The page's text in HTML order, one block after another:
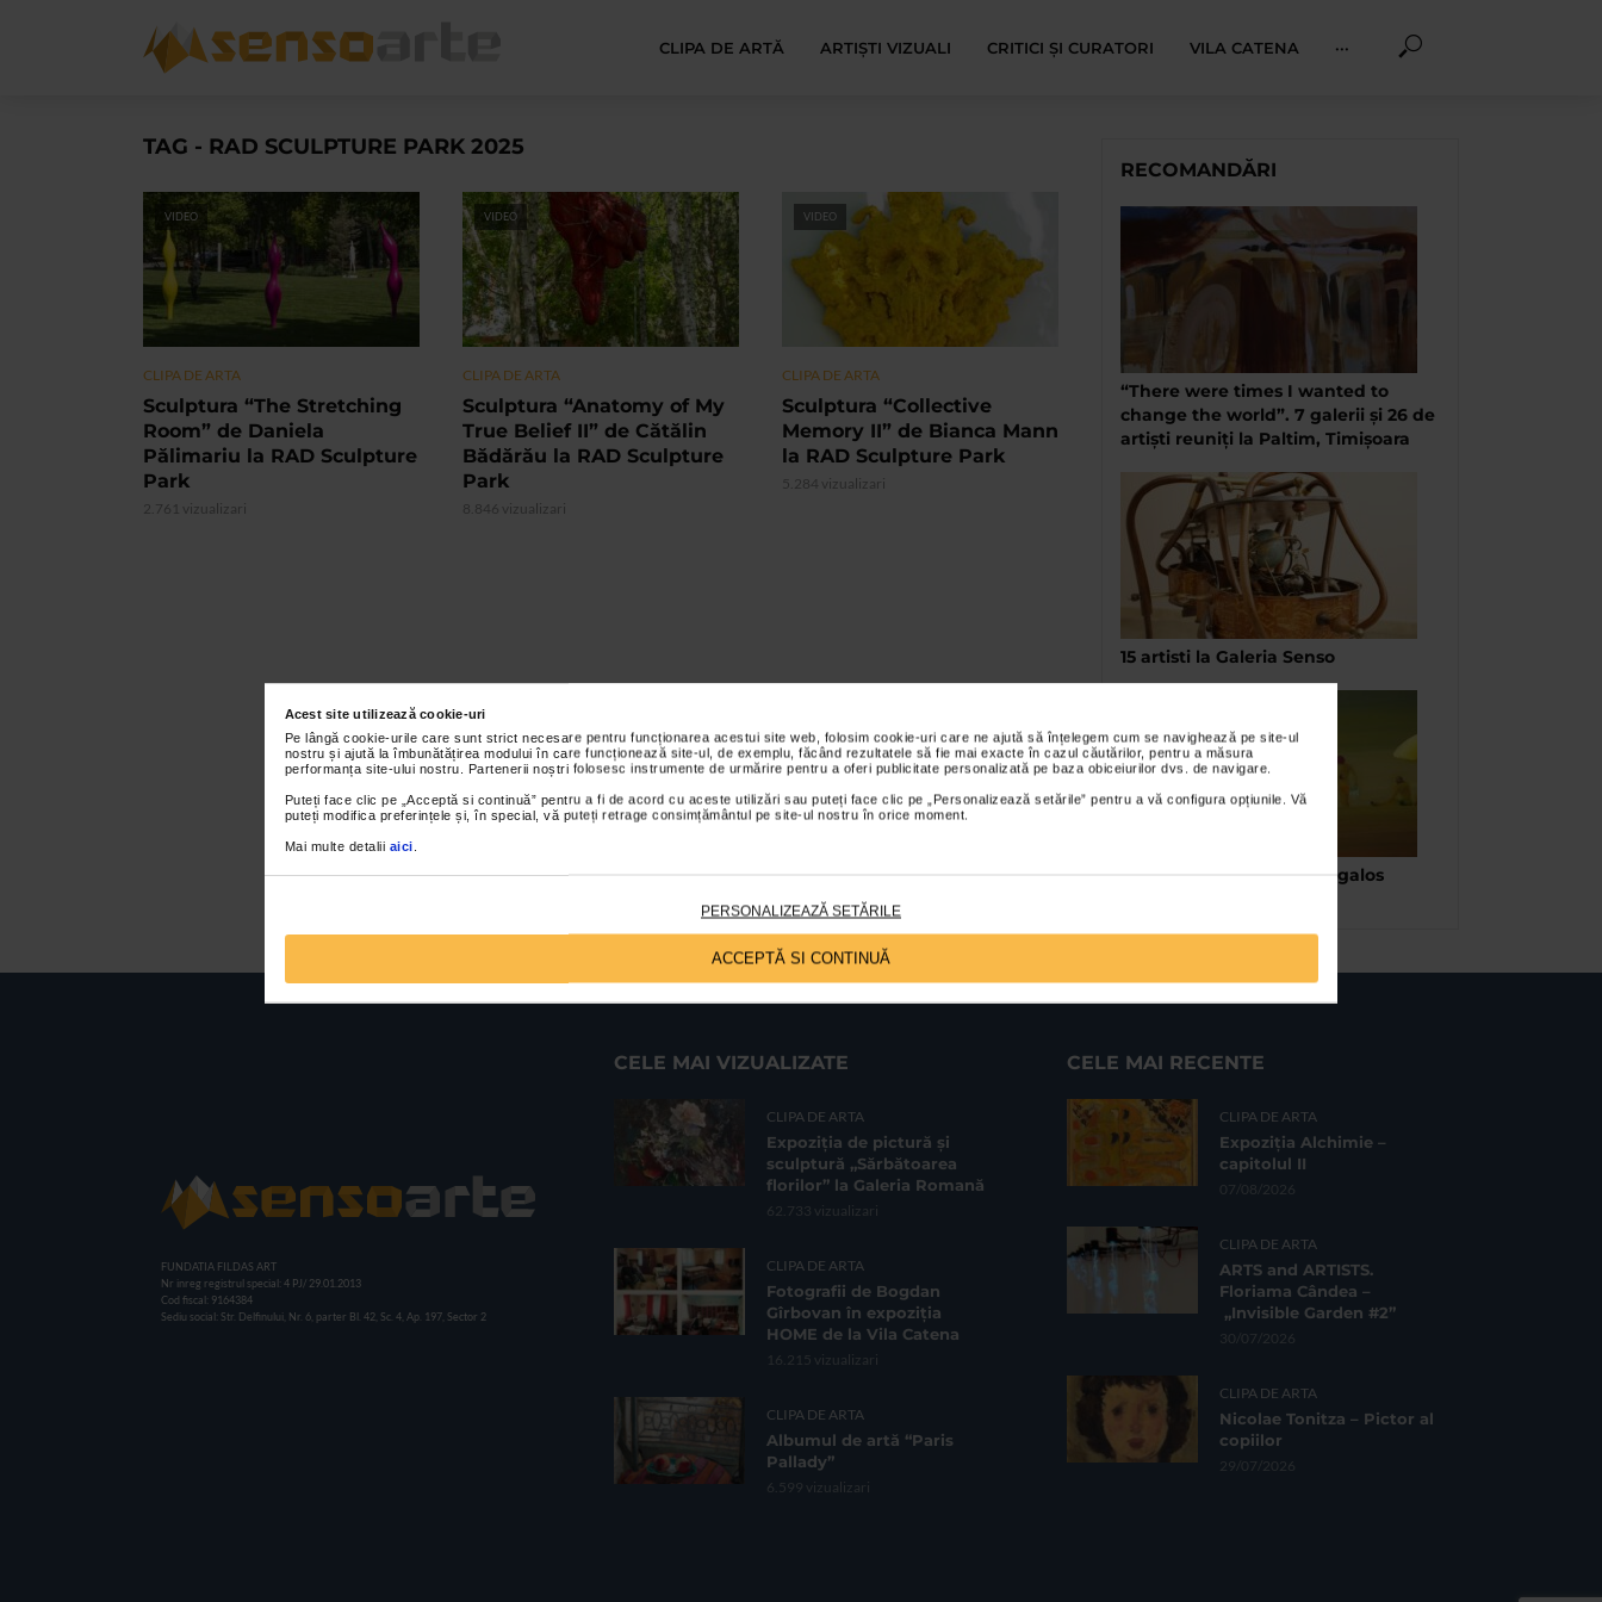
Acest site utilizează cookie-uri
Pe lângă cookie-urile care sunt strict necesare pentru funcționarea acestui site web, folosim cookie-uri care ne ajută să înțelegem cum se navighează pe site-ul
nostru și ajută la îmbunătățirea modului în care funcționează site-ul, de exemplu, făcând rezultatele să fie mai exacte în cazul căutărilor, pentru a măsura
performanța site-ului nostru. Partenerii noștri folosesc instrumente de urmărire pentru a oferi publicitate personalizată pe baza obiceiurilor dvs. de navigare.
Puteți face clic pe „Acceptă si continuă” pentru a fi de acord cu aceste utilizări sau puteți face clic pe „Personalizează setările” pentru a vă configura opțiunile. Vă
puteți modifica preferințele și, în special, vă puteți retrage consimțământul pe site-ul nostru în orice moment.
Mai multe detalii aici
PERSONALIZEAZĂ SETĂRILE
ACCEPTĂ SI CONTINUĂ
CLIPA DE ARTĂ ARTIȘTI VIZUALI CRITICI ȘI CURATORI VILA CATENA ···
TAG - RAD SCULPTURE PARK 2025
VIDEO
CLIPA DE ARTA
Sculptura “The Stretching
Room” de Daniela
Pălimariu la RAD Sculpture
Park
2.761 vizualizari
VIDEO
CLIPA DE ARTA
Sculptura “Anatomy of My
True Belief II” de Cătălin
Bădărău la RAD Sculpture
Park
8.846 vizualizari
VIDEO
CLIPA DE ARTA
Sculptura “Collective
Memory II” de Bianca Mann
la RAD Sculpture Park
5.284 vizualizari
RECOMANDĂRI
“There were times I wanted to
change the world”. 7 galerii și 26 de
artiști reuniți la Paltim, Timișoara
15 artisti la Galeria Senso
Ioan Aurel Muresan – Megalos
FUNDATIA FILDAS ART
Nr inreg registrul special: 4 PJ/ 29.01.2013
Cod fiscal: 9164384
Sediu social: Str. Delfinului, Nr. 6, parter Bl. 42, Sc. 4, Ap. 197, Sector 2
CELE MAI VIZUALIZATE
CLIPA DE ARTA
Expoziția de pictură și
sculptură „Sărbătoarea
florilor” la Galeria Romană
62.733 vizualizari
CLIPA DE ARTA
Fotografii de Bogdan
Gîrbovan în expoziția
HOME de la Vila Catena
16.215 vizualizari
CLIPA DE ARTA
Albumul de artă “Paris
Pallady”
6.599 vizualizari
CELE MAI RECENTE
CLIPA DE ARTA
Expoziția Alchimie –
capitolul II
07/08/2026
CLIPA DE ARTA
ARTS and ARTISTS.
Floriama Cândea –
„Invisible Garden #2”
30/07/2026
CLIPA DE ARTA
Nicolae Tonitza – Pictor al
copiilor
29/07/2026